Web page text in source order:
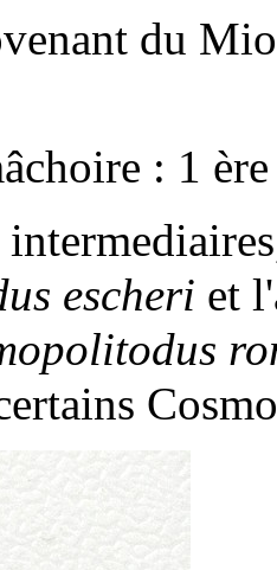
du
: 1
escheri et